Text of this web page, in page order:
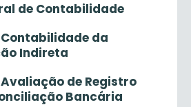
de Contabilidade
da
Indireta
de Registro
Bancária